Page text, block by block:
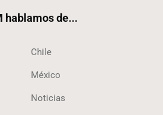
hablamos de...
Chile
México
Noticias